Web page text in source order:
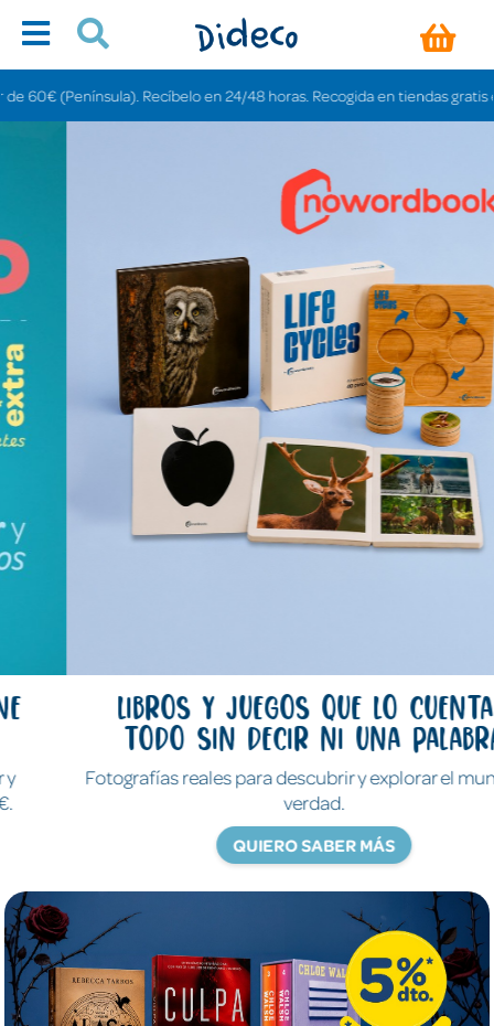
Recíbelo en 24/48 horas. Recogida en tiendas gratis en 3-6 días.
Libros y juegos que lo cuentan
todo sin decir ni una palabra
Fotografías reales para descubrir y explorar el mundo de
QUIERO SABER MÁS